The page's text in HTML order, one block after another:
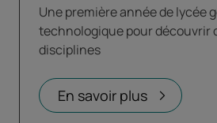
Une première année de lycée
technologique pour découvrir
disciplines
En savoir plus